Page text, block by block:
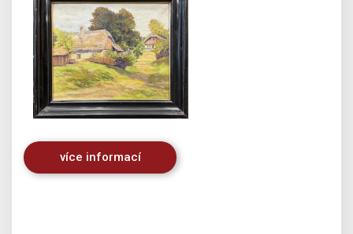
více informací